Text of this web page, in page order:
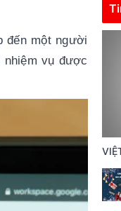
đến một người
nhiệm vụ được